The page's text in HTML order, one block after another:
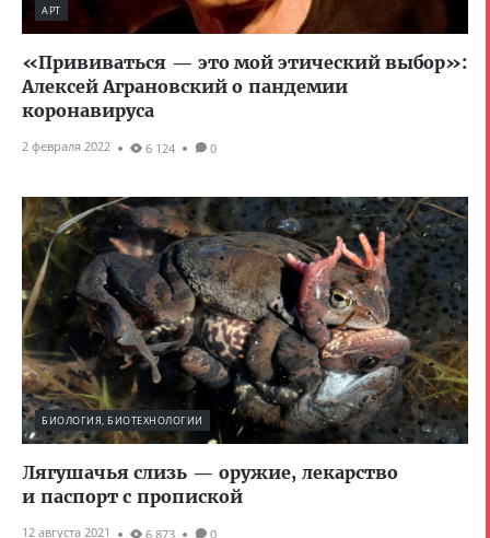
АРТ
«Прививаться — это мой этический выбор»:
Алексей Аграновский о пандемии
коронавируса
2 февраля 2022 6 124 0
БИОЛОГИЯ, БИОТЕХНОЛОГИИ
Лягушачья слизь — оружие, лекарство
и паспорт с пропиской
12 августа 2021 6 873 0